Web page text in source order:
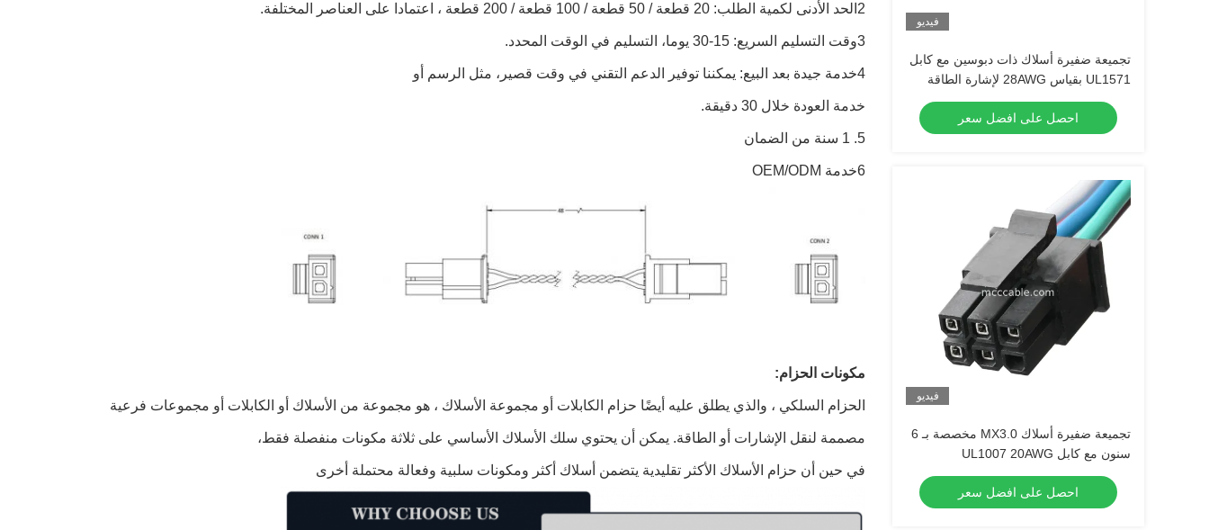
فيديو
تجميعة ضفيرة أسلاك ذات دبوسين مع كابل
UL1571 بقياس 28AWG لإشارة الطاقة
احصل على افضل سعر
فيديو
تجميعة ضفيرة أسلاك MX3.0 مخصصة بـ 6
سنون مع كابل UL1007 20AWG
احصل على افضل سعر
2الحد الأدنى لكمية الطلب: 20 قطعة / 50 قطعة / 100 قطعة / 200 قطعة ، اعتمادا على العناصر المختلفة.
3وقت التسليم السريع: 15-30 يوما، التسليم في الوقت المحدد.
4خدمة جيدة بعد البيع: يمكننا توفير الدعم التقني في وقت قصير، مثل الرسم أو
خدمة العودة خلال 30 دقيقة.
5. 1 سنة من الضمان
6خدمة OEM/ODM
مكونات الحزام:
الحزام السلكي ، والذي يطلق عليه أيضًا حزام الكابلات أو مجموعة الأسلاك ، هو مجموعة من الأسلاك أو الكابلات أو مجموعات فرعية
مصممة لنقل الإشارات أو الطاقة. يمكن أن يحتوي سلك الأسلاك الأساسي على ثلاثة مكونات منفصلة فقط،
في حين أن حزام الأسلاك الأكثر تقليدية يتضمن أسلاك أكثر ومكونات سلبية وفعالة محتملة أخرى